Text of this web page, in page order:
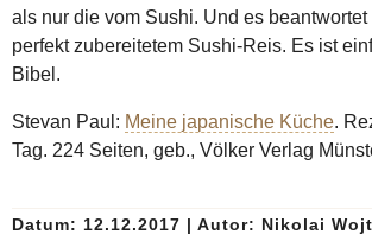
als nur die vom Sushi. Und es
perfekt zubereitetem Sushi-Reis. Es ist
Bibel.
Stevan Paul: Meine japanische Küche.
Tag. 224 Seiten, geb., Völker Verlag
Datum: 12.12.2017 | Autor: Nikolai